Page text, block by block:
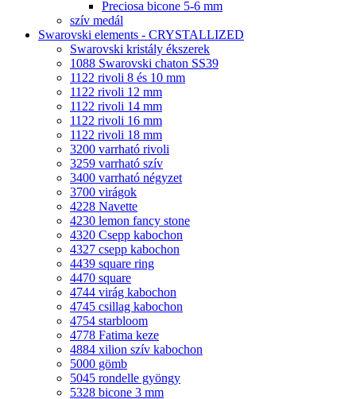
Preciosa bicone 5-6 mm
szív medál
Swarovski elements - CRYSTALLIZED
Swarovski kristály ékszerek
1088 Swarovski chaton SS39
1122 rivoli 8 és 10 mm
1122 rivoli 12 mm
1122 rivoli 14 mm
1122 rivoli 16 mm
1122 rivoli 18 mm
3200 varrható rivoli
3259 varrható szív
3400 varrható négyzet
3700 virágok
4228 Navette
4230 lemon fancy stone
4320 Csepp kabochon
4327 csepp kabochon
4439 square ring
4470 square
4744 virág kabochon
4745 csillag kabochon
4754 starbloom
4778 Fatima keze
4884 xilion szív kabochon
5000 gömb
5045 rondelle gyöngy
5328 bicone 3 mm